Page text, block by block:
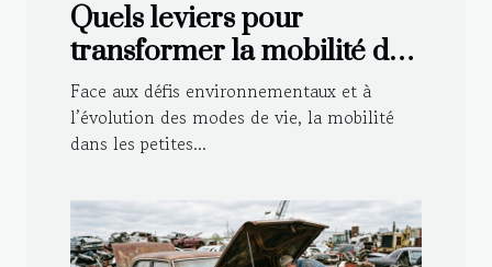
Quels leviers pour
transformer la mobilité des
petites villes aujourd’hui ?
Face aux défis environnementaux et à
l’évolution des modes de vie, la mobilité
dans les petites...